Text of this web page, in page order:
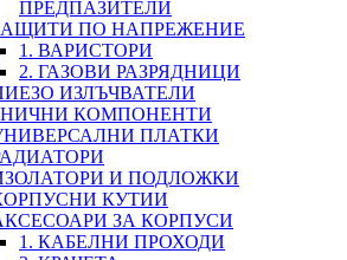
ПРЕДПАЗИТЕЛИ
ПО НАПРЕЖЕНИЕ
1. ВАРИСТОРИ
2. ГАЗОВИ РАЗРЯДНИЦИ
ИЗЛЪЧВАТЕЛИ
КОМПОНЕНТИ
ПЛАТКИ
И ПОДЛОЖКИ
КУТИИ
ЗА КОРПУСИ
1. КАБЕЛНИ ПРОХОДИ